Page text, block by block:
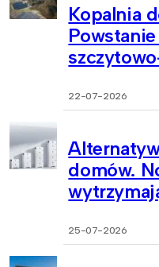
Kopalnia
22-07-2026
domów.
25-07-2026